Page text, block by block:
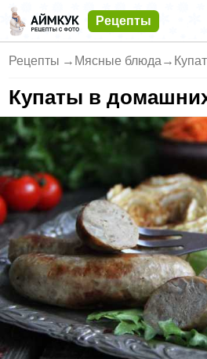
Рецепты
Рецепты → Мясные блюда →
Купаты в